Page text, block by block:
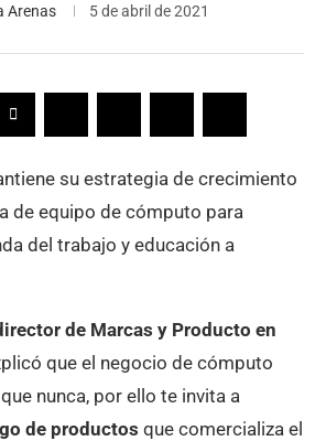
Arenas 5 de abril de 2021
su estrategia de crecimiento
de equipo de cómputo para
del trabajo y educación a
de Marcas y Producto en
que el negocio de cómputo
nunca, por ello te invita a
de productos que comercializa el